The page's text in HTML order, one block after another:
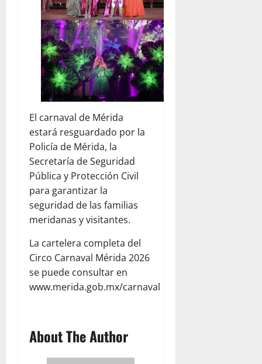
El carnaval de Mérida
estará resguardado por la
Policía de Mérida, la
Secretaría de Seguridad
Pública y Protección Civil
para garantizar la
seguridad de las familias
meridanas y visitantes.
La cartelera completa del
Circo Carnaval Mérida 2026
se puede consultar en
www.merida.gob.mx/carnaval
About The Author